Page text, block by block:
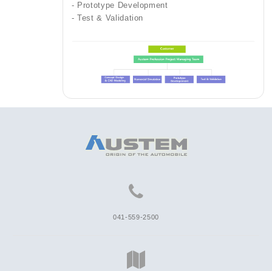
- Prototype Development
- Test & Validation
041-559-2500